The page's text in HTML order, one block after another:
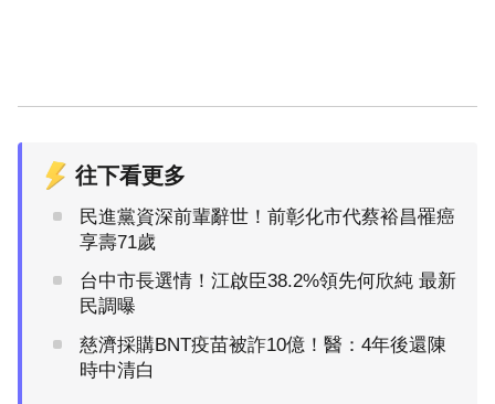
往下看更多
民進黨資深前輩辭世！前彰化市代蔡裕昌罹癌
享壽71歲
台中市長選情！江啟臣38.2%領先何欣純 最新
民調曝
慈濟採購BNT疫苗被詐10億！醫：4年後還陳
時中清白